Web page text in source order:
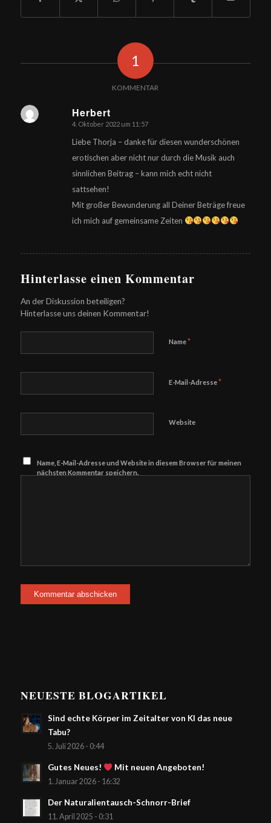
1
KOMMENTAR
Herbert
sagte:
4. Oktober 2022 um 11:57
Liebe Thorja – danke für diesen wunderschönen
erotischen aber nicht nur durch die Musik auch
sinnlichen Beitrag – kann mich echt nicht
sattsehen!
Mit großer Bewunderung all Deiner Beträge freue
ich mich auf gemeinsame Zeiten
Hinterlasse einen Kommentar
An der Diskussion beteiligen?
Hinterlasse uns deinen Kommentar!
Name*
E-Mail-Adresse*
Website
Name, E-Mail-Adresse und Website in diesem Browser für meinen
nächsten Kommentar speichern.
NEUESTE BLOGARTIKEL
Sind echte Körper im Zeitalter von KI das neue
Tabu?
5. Juli 2026 - 0:44
Gutes Neues! Mit neuen Angeboten!
1. Januar 2026 - 16:32
Der Naturalientausch-Schnorr-Brief
11. April 2025 - 0:31